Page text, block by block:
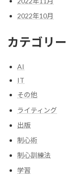
2022年10月
カテゴリー
AI
IT
その他
ライティング
出版
制心術
制心訓練法
学習